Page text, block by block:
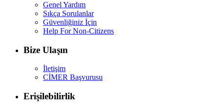
Genel Yardım
Sıkça Sorulanlar
Güvenliğiniz İçin
Help For Non-Citizens
Bize Ulaşın
İletişim
CİMER Başvurusu
Erişilebilirlik